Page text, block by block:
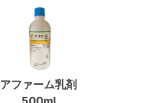
アファーム乳剤